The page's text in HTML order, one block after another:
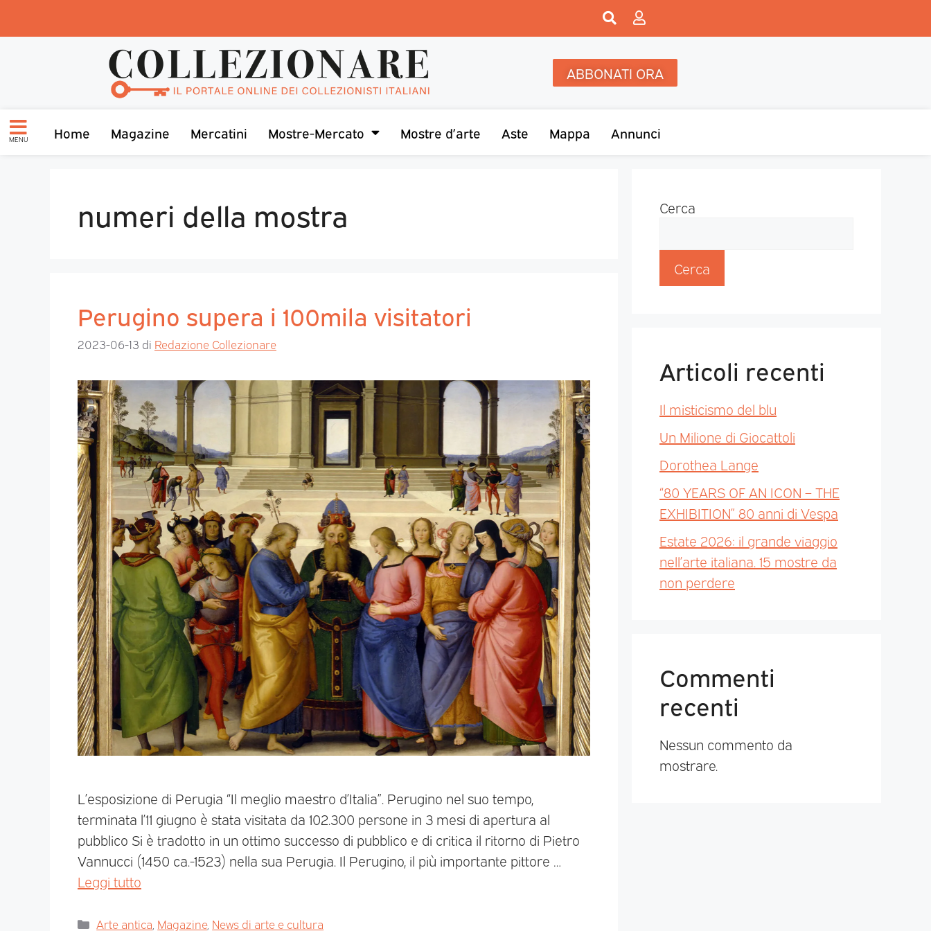
ABBONATI ORA
MENU Home Magazine Mercatini Mostre-Mercato Mostre d’arte Aste Mappa Annunci
numeri della mostra
Perugino supera i 100mila visitatori
2023-06-13 di Redazione Collezionare
L’esposizione di Perugia “Il meglio maestro d’Italia”. Perugino nel suo tempo,
terminata l’11 giugno è stata visitata da 102.300 persone in 3 mesi di apertura al
pubblico Si è tradotto in un ottimo successo di pubblico e di critica il ritorno di Pietro
Vannucci (1450 ca.-1523) nella sua Perugia. Il Perugino, il più importante pittore …
Leggi tutto
Arte antica Magazine, News di arte e cultura
Cerca
Cerca
Articoli recenti
Il misticismo del blu
Un Milione di Giocattoli
Dorothea Lange
“80 YEARS OF AN ICON – THE
EXHIBITION” 80 anni di Vespa
Estate 2026: il grande viaggio
nell’arte italiana. 15 mostre da
non perdere
Commenti
recenti
Nessun commento da
mostrare.